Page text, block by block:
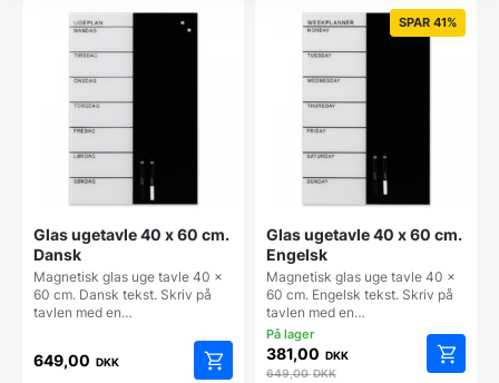
Glas ugetavle 40 x 60 cm.
Dansk
Magnetisk glas uge tavle 40 x
60 cm. Dansk tekst. Skriv på
tavlen med en…
649,00 DKK
SPAR 41%
Glas ugetavle 40 x 60 cm.
Engelsk
Magnetisk glas uge tavle 40 x
60 cm. Engelsk tekst. Skriv på
tavlen med en…
381,00 DKK
649,00DKK